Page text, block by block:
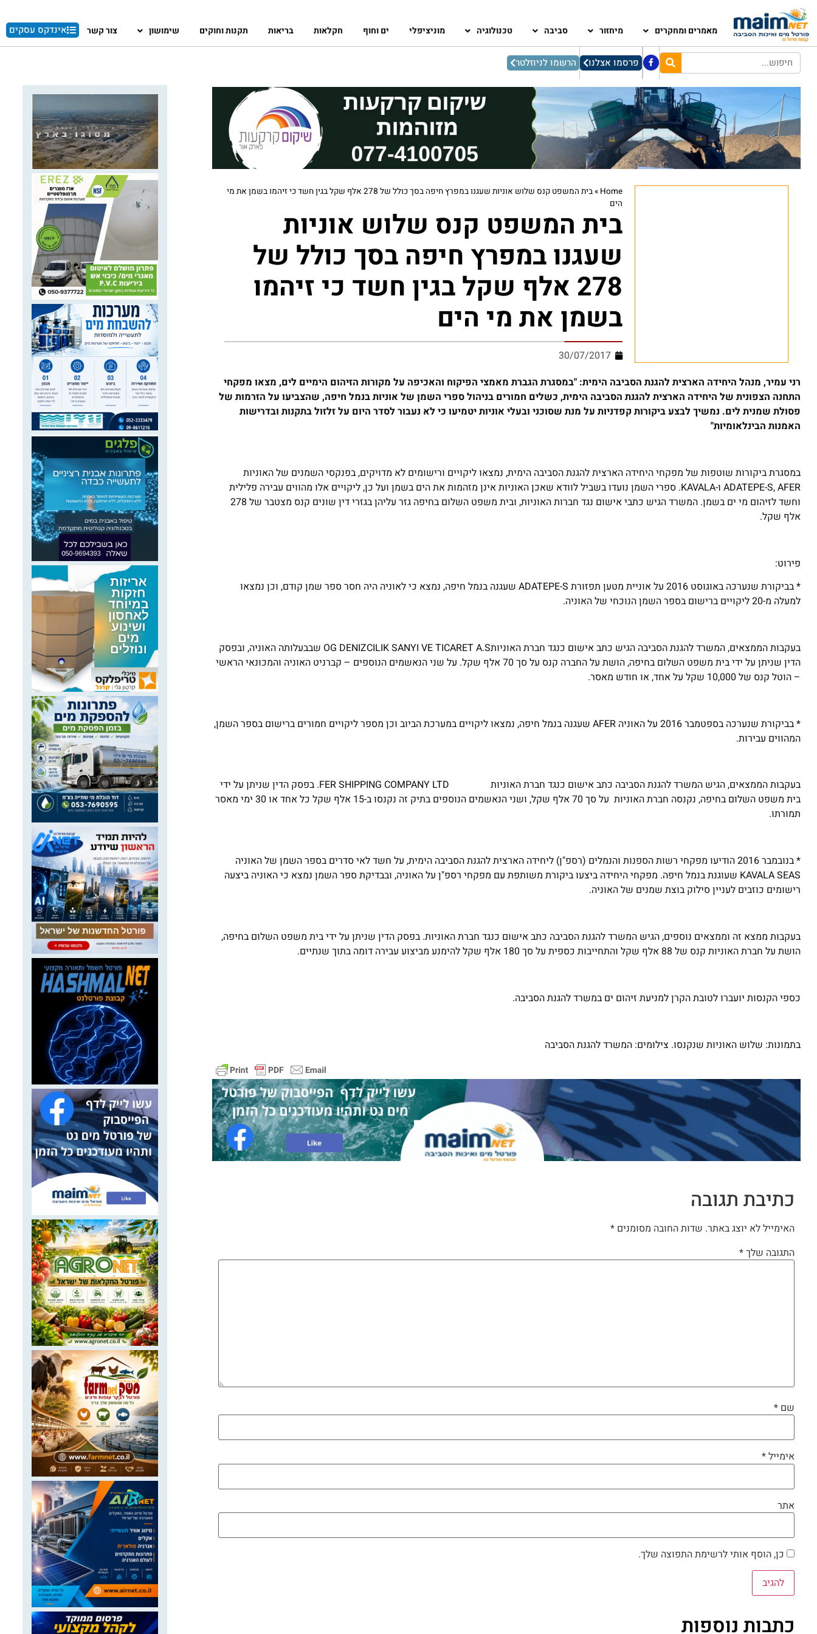
מאמרים ומחקרים מיחזור סביבה טכנולוגיה מוניציפלי ים וחוף חקלאות בריאות תקנות וחוקים שימושון צור קשר אינדקס עסקים
פרסמו אצלנו הרשמו לניוזלטר
Home
»
בית המשפט קנס שלוש אוניות שעגנו במפרץ חיפה בסך כולל של 278 אלף שקל בגין חשד כי זיהמו בשמן את מי
הים
בית המשפט קנס שלוש אוניות
שעגנו במפרץ חיפה בסך כולל של
278 אלף שקל בגין חשד כי זיהמו
בשמן את מי הים
30/07/2017
רני עמיר, מנהל היחידה הארצית להגנת הסביבה הימית: "במסגרת הגברת מאמצי הפיקוח והאכיפה על מקורות הזיהום הימיים לים, מצאו מפקחי
התחנה הצפונית של היחידה הארצית להגנת הסביבה הימית, כשלים חמורים בניהול ספרי השמן של אוניות בנמל חיפה, שהצביעו על הזרמות של
פסולת שמנית לים. נמשיך לבצע ביקורות קפדניות על מנת שסוכני ובעלי אוניות יטמיעו כי לא נעבור לסדר היום על זלזול בתקנות ובדרישות
האמנות הבינלאומיות"
במסגרת ביקורות שוטפות של מפקחי היחידה הארצית להגנת הסביבה הימית, נמצאו ליקויים ורישומים לא מדויקים, בפנקסי השמנים של האוניות
ADATEPE-S, AFER ו-KAVALA. ספרי השמן נועדו בשביל לוודא שאכן האוניות אינן מזהמות את הים בשמן ועל כן, ליקויים אלו מהווים עבירה פלילית
וחשד לזיהום מי ים בשמן. המשרד הגיש כתבי אישום נגד חברות האוניות, ובית משפט השלום בחיפה גזר עליהן בגזרי דין שונים קנס מצטבר של 278
אלף שקל.
פירוט:
* בביקורת שנערכה באוגוסט 2016 על אוניית מטען תפזורת ADATEPE-S שעגנה בנמל חיפה, נמצא כי לאוניה היה חסר ספר שמן קודם, וכן נמצאו
למעלה מ-20 ליקויים ברישום בספר השמן הנוכחי של האוניה.
בעקבות הממצאים, המשרד להגנת הסביבה הגיש כתב אישום כנגד חברת האוניותOG DENIZCILIK SANYI VE TICARET A.S שבבעלותה האוניה, ובפסק
הדין שניתן על ידי בית משפט השלום בחיפה, הושת על החברה קנס על סך 70 אלף שקל. על שני הנאשמים הנוספים – קברניט האוניה והמכונאי הראשי
– הוטל קנס של 10,000 שקל על אחד, או חודש מאסר.
* בביקורת שנערכה בספטמבר 2016 על האוניה AFER שעגנה בנמל חיפה, נמצאו ליקויים במערכת הביוב וכן מספר ליקויים חמורים ברישום בספר השמן,
המהווים עבירות.
בעקבות הממצאים, הגיש המשרד להגנת הסביבה כתב אישום כנגד חברת האוניות FER SHIPPING COMPANY LTD. בפסק הדין שניתן על ידי
בית משפט השלום בחיפה, נקנסה חברת האוניות על סך 70 אלף שקל, ושני הנאשמים הנוספים בתיק זה נקנסו ב-15 אלף שקל כל אחד או 30 ימי מאסר
תמורתו.
* בנובמבר 2016 הודיעו מפקחי רשות הספנות והנמלים (רספ"ן) ליחידה הארצית להגנת הסביבה הימית, על חשד לאי סדרים בספר השמן של האוניה
KAVALA SEAS שעוגנת בנמל חיפה. מפקחי היחידה ביצעו ביקורת משותפת עם מפקחי רספ"ן על האוניה, ובבדיקת ספר השמן נמצא כי האוניה ביצעה
רישומים כוזבים לעניין סילוק בוצת שמנים של האוניה.
בעקבות ממצא זה וממצאים נוספים, הגיש המשרד להגנת הסביבה כתב אישום כנגד חברת האוניות. בפסק הדין שניתן על ידי בית משפט השלום בחיפה,
הושת על חברת האוניות קנס של 88 אלף שקל והתחייבות כספית על סך 180 אלף שקל להימנע מביצוע עבירה דומה בתוך שנתיים.
כספי הקנסות יועברו לטובת הקרן למניעת זיהום ים במשרד להגנת הסביבה.
בתמונות: שלוש האוניות שנקנסו. צילומים: המשרד להגנת הסביבה
כתיבת תגובה
האימייל לא יוצג באתר. שדות החובה מסומנים *
התגובה שלך*
שם *
אימייל*
אתר
כן, הוסף אותי לרשימת התפוצה שלך.
כתבות נוספות